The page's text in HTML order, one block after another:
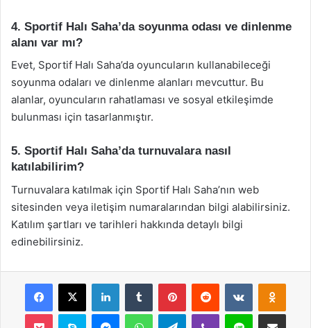
4. Sportif Halı Saha’da soyunma odası ve dinlenme
alanı var mı?
Evet, Sportif Halı Saha’da oyuncuların kullanabileceği
soyunma odaları ve dinlenme alanları mevcuttur. Bu
alanlar, oyuncuların rahatlaması ve sosyal etkileşimde
bulunması için tasarlanmıştır.
5. Sportif Halı Saha’da turnuvalara nasıl
katılabilirim?
Turnuvalara katılmak için Sportif Halı Saha’nın web
sitesinden veya iletişim numaralarından bilgi alabilirsiniz.
Katılım şartları ve tarihleri hakkında detaylı bilgi
edinebilirsiniz.
Facebook
X LinkedInTumblr PinterestReddit VKontakte
Pocket Skype MessengerWhatsAppTelegramViber Line E-Posta ile